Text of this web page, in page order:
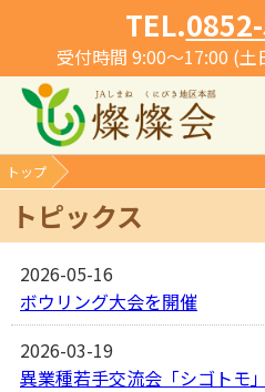
TEL.
受付時間 9:00～17:00 (
トップ
トピックス
2026-05-16
ボウリング大会を開催
2026-03-19
異業種若手交流会「シゴトモ